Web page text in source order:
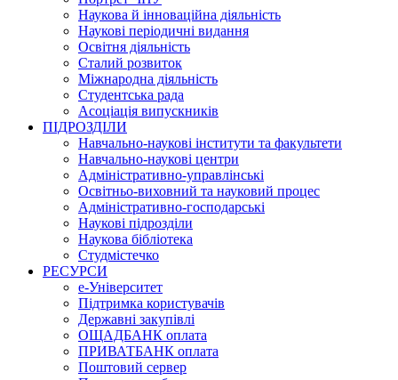
Наукова й інноваційна діяльність
Наукові періодичні видання
Освітня діяльність
Сталий розвиток
Міжнародна діяльність
Студентська рада
Асоціація випускників
ПІДРОЗДІЛИ
Навчально-наукові інститути та факультети
Навчально-наукові центри
Адміністративно-управлінські
Освітньо-виховний та науковий процес
Адміністративно-господарські
Наукові підрозділи
Наукова бібліотека
Студмістечко
РЕСУРСИ
е-Університет
Підтримка користувачів
Державні закупівлі
ОЩАДБАНК оплата
ПРИВАТБАНК оплата
Поштовий сервер